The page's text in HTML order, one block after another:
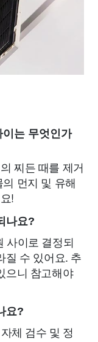
는 무엇인가
찌든 때를 제거
먼지 및 유해
!
나요?
사이로 결정되
질 수 있어요. 추
으니 참고해야
요?
체 검수 및 정